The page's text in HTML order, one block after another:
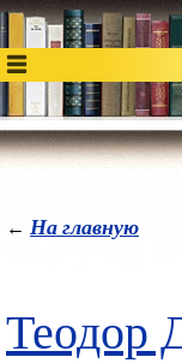
← На главную
Теодор